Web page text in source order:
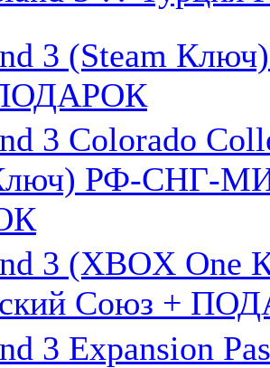
3 (Steam
3 Colorado
РФ-СНГ-
3 (XBOX One
Союз +
3 Expansion